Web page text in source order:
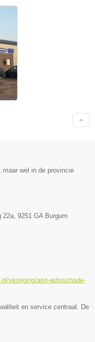
wel in de provincie
22a 9251 GA Burgum
vestiging/asn-autoschade-
en service centraal. De